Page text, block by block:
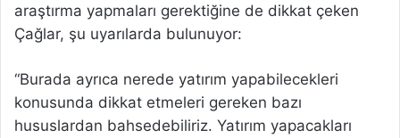
araştırma yapmaları gerektiğine de dikkat çeken
Çağlar, şu uyarılarda bulunuyor:
“Burada ayrıca nerede yatırım yapabilecekleri
konusunda dikkat etmeleri gereken bazı
hususlardan bahsedebiliriz. Yatırım yapacakları